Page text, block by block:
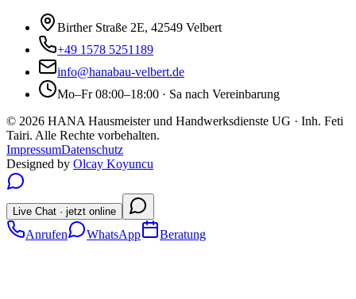
Birther Straße 2E, 42549 Velbert
+49 1578 5251189
info@hanabau-velbert.de
Mo–Fr 08:00–18:00 · Sa nach Vereinbarung
© 2026 HANA Hausmeister und Handwerksdienste UG · Inh. Feti
Tairi. Alle Rechte vorbehalten.
ImpressumDatenschutz
Designed by Olcay Koyuncu
Live Chat · jetzt online
Anrufen WhatsApp Beratung